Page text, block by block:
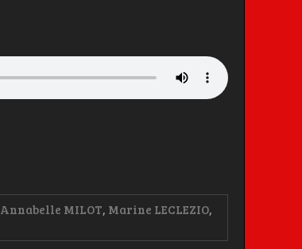
Annabelle MILOT, Marine LECLEZIO,